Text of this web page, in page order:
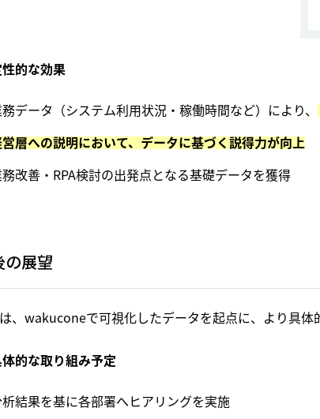
性的な効果
データ（システム利用状況・稼働時間など）により、
営層への説明において、データに基づく説得力が向上
改善・RPA検討の出発点となる基礎データを獲得
の展望
、wakuconeで可視化したデータを起点に、より具体
体的な取り組み予定
結果を基に各部署へヒアリングを実施